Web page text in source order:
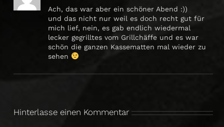
Ach, das war aber ein schöner Abend :))
und das nicht nur weil es doch recht gut für
mich lief, nein, es gab endlich wiedermal
lecker gegrilltes vom Grillchäffe und es war
schön die ganzen Kassematten mal wieder zu
sehen
Hinterlasse einen Kommentar